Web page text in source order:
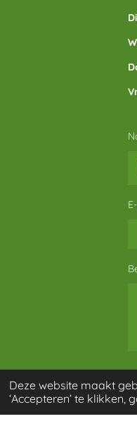
Deze website maakt
‘Accepteren’ te